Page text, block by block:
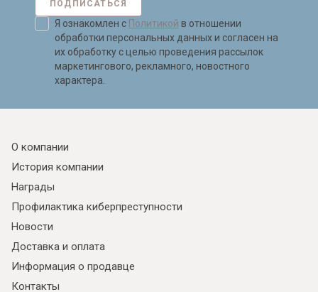
ПОДПИСАТЬСЯ
Я ознакомлен с Политикой в отношении
обработки персональных данных и согласен на
их обработку с целью проведения рассылок
маркетингового, рекламного, новостного
характера.
О компании
История компании
Награды
Профилактика киберпреступности
Новости
Доставка и оплата
Информация о продавце
Контакты